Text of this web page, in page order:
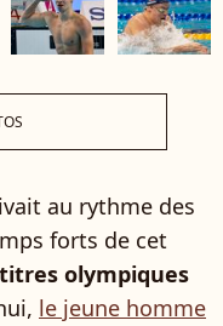
au rythme des
forts de cet
olympiques
le jeune homme